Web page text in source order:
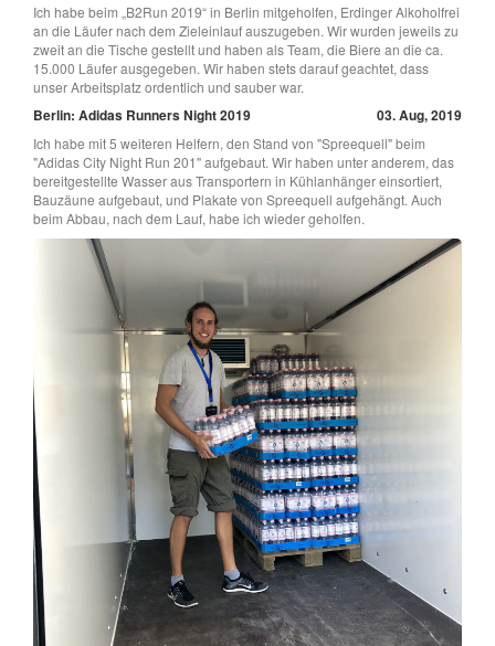
Ich habe beim „B2Run 2019“ in Berlin mitgeholfen, Erdinger Alkoholfrei
an die Läufer nach dem Zieleinlauf auszugeben. Wir wurden jeweils zu
zweit an die Tische gestellt und haben als Team, die Biere an die ca.
15.000 Läufer ausgegeben. Wir haben stets darauf geachtet, dass
unser Arbeitsplatz ordentlich und sauber war.
Berlin: Adidas Runners Night 2019 03. Aug, 2019
Ich habe mit 5 weiteren Helfern, den Stand von "Spreequell" beim
"Adidas City Night Run 201" aufgebaut. Wir haben unter anderem, das
bereitgestellte Wasser aus Transportern in Kühlanhänger einsortiert,
Bauzäune aufgebaut, und Plakate von Spreequell aufgehängt. Auch
beim Abbau, nach dem Lauf, habe ich wieder geholfen.